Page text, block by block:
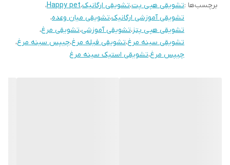
برچسب‌ها :تشویقی هپی پت،تشویقی ارگانیک،Happy pet،
تشویقی آموزشی ارگانیک،تشویقی میان وعده،
تشویقی هپی پتز،تشویقی آموزشی،تشویقی مرغ،
تشویقی سینه مرغ،تشویقی فیله مرغ،چیپس سینه مرغ،
چیپس مرغ،تشویقی استیک سینه مرغ